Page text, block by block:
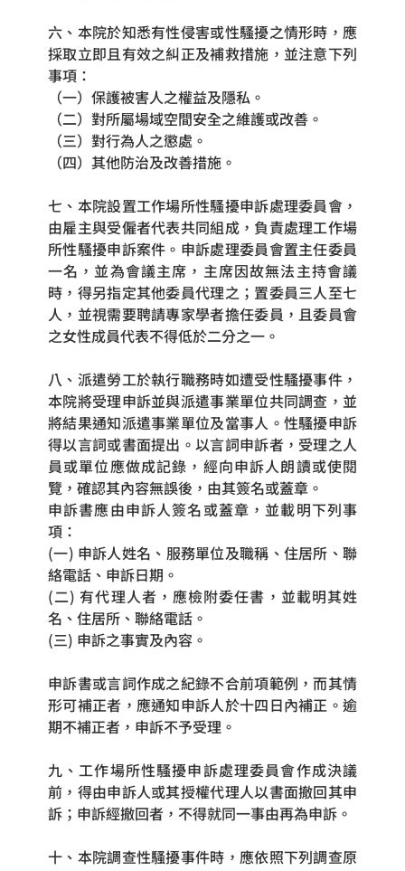
六、本院於知悉有性侵害或性騷擾之情形時，應
採取立即且有效之糾正及補救措施，並注意下列
事項：
（一）保護被害人之權益及隱私。
（二）對所屬場域空間安全之維護或改善。
（三）對行為人之懲處。
（四）其他防治及改善措施。
七、本院設置工作場所性騷擾申訴處理委員會，
由雇主與受僱者代表共同組成，負責處理工作場
所性騷擾申訴案件。申訴處理委員會置主任委員
一名，並為會議主席，主席因故無法主持會議
時，得另指定其他委員代理之；置委員三人至七
人，並視需要聘請專家學者擔任委員，且委員會
之女性成員代表不得低於二分之一。
八、派遣勞工於執行職務時如遭受性騷擾事件，
本院將受理申訴並與派遣事業單位共同調查，並
將結果通知派遣事業單位及當事人。性騷擾申訴
得以言詞或書面提出。以言詞申訴者，受理之人
員或單位應做成記錄，經向申訴人朗讀或使閱
覽，確認其內容無誤後，由其簽名或蓋章。
申訴書應由申訴人簽名或蓋章，並載明下列事
項：
(一) 申訴人姓名、服務單位及職稱、住居所、聯
絡電話、申訴日期。
(二) 有代理人者，應檢附委任書，並載明其姓
名、住居所、聯絡電話。
(三) 申訴之事實及內容。
申訴書或言詞作成之紀錄不合前項範例，而其情
形可補正者，應通知申訴人於十四日內補正。逾
期不補正者，申訴不予受理。
九、工作場所性騷擾申訴處理委員會作成決議
前，得由申訴人或其授權代理人以書面撤回其申
訴；申訴經撤回者，不得就同一事由再為申訴。
十、本院調查性騷擾事件時，應依照下列調查原